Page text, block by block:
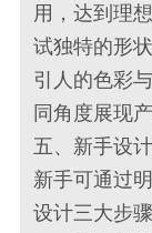
用，达到理
试独特的形
引人的色彩
同角度展现
五、新手设
新手可通过
设计三大步